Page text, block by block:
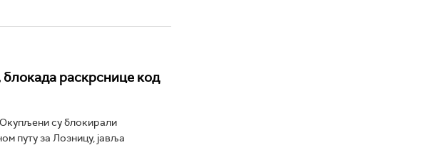
раскрснице код
су блокирали
путу за Лозницу, јавља